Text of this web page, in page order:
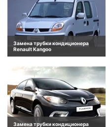
Замена трубки кондиционера
Renault Kangoo
Замена трубки кондиционера